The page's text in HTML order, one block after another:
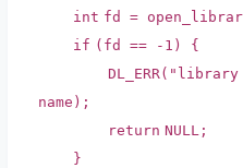
int fd =
if (fd == -1) {
DL_ERR( "library
name);
return NULL;
}